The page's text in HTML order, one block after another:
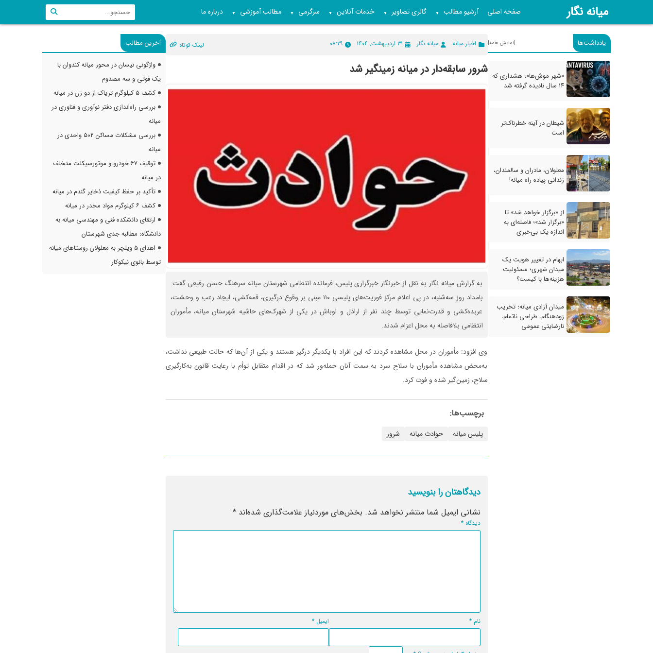
میانه نگار صفحه اصلی آرشیو مطالب ▼ گالری تصاویر ▼ خدمات آنلاین ▼ سرگرمی ▼ مطالب آموزشی ▼ درباره ما
یادداشت‌ها [نمایش همه]
«شهر موش‌ها»؛ هشداری که
۱۴ سال نادیده گرفته شد
شیطان در آینه خطرناک‌تر
است
معلولان، مادران و سالمندان،
زندانی پیاده راه میانه!
از «برگزار خواهد شد» تا
«برگزار شد»؛ فاصله‌ای به
اندازه یک بی‌خبری
ابهام در تغییر هویت یک
میدان شهری؛ مسئولیت
هزینه‌ها با کیست؟
میدان آزادی میانه؛ تخریب
زودهنگام، طراحی ناتمام،
نارضایتی عمومی
اخبار میانه میانه نگار ۳۱ اردیبهشت, ۱۴۰۴ ۰۸:۲۹ لینک کوتاه
شرور سابقه‌دار در میانه زمینگیر شد
به گزارش میانه نگار به نقل از خبرنگار خبرگزاری پلیس، فرمانده انتظامی شهرستان میانه سرهنگ حسن رفیعی گفت:
بامداد روز سه‌شنبه، در پی اعلام مرکز فوریت‌های پلیسی ۱۱۰ مبنی بر وقوع درگیری، قمه‌کشی، ایجاد رعب و وحشت،
عربده‌کشی و قدرت‌نمایی توسط چند نفر از اراذل و اوباش در یکی از شهرک‌های حاشیه شهرستان میانه، مأموران
انتظامی بلافاصله به محل اعزام شدند.
وی افزود: مأموران در محل مشاهده کردند که این افراد با یکدیگر درگیر هستند و یکی از آن‌ها که حالت طبیعی نداشت،
به‌محض مشاهده مأموران با سلاح سرد به سمت آنان حمله‌ور شد که در اقدام متقابل توأم با رعایت قانون به‌کارگیری
سلاح، زمین‌گیر شده و فوت کرد.
برچسب‌ها:
پلیس میانه حوادث میانه شرور
دیدگاهتان را بنویسید
نشانی ایمیل شما منتشر نخواهد شد. بخش‌های موردنیاز علامت‌گذاری شده‌اند*
دیدگاه*
نام* ایمیل *
آخرین مطالب
واژگونی نیسان در محور میانه کندوان با
یک فوتی و سه مصدوم
کشف ۵ کیلوگرم تریاک از دو زن در میانه
بررسی راه‌اندازی دفتر نوآوری و فناوری در
میانه
بررسی مشکلات مساکن ۵۰۲ واحدی در
میانه
توقیف ۶۷ خودرو و موتورسیکلت متخلف
در میانه
تأکید بر حفظ کیفیت ذخایر گندم در میانه
کشف ۶ کیلوگرم مواد مخدر در میانه
ارتقای دانشکده فنی و مهندسی میانه به
دانشگاه؛ مطالبه جدی شهرستان
اهدای ۵ ویلچر به معلولان روستاهای میانه
توسط بانوی نیکوکار